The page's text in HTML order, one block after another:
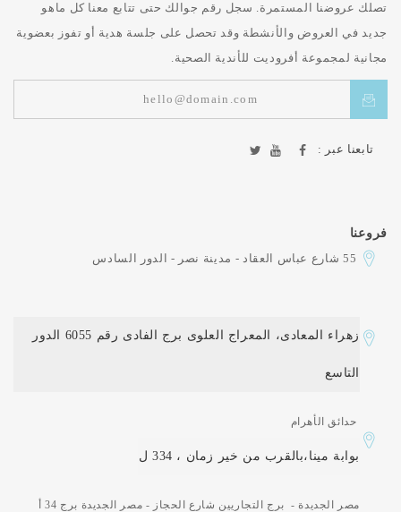
تصلك عروضنا المستمرة. سجل رقم جوالك حتى تتابع معنا كل ماهو
جديد في العروض والأنشطة وقد تحصل على جلسة هدية أو تفوز بعضوية
مجانية لمجموعة أفروديت للأندية الصحية.
تابعنا عبر :
فروعنا
زهراء المعادى، المعراج العلوى برج الفادى رقم 6055 الدور
التاسع
حدائق الأهرام
بوابة مينا،بالقرب من خير زمان ، 334 ل
مصر الجديدة - برج التجاريين شارع الحجاز - مصر الجديدة برج 34 أ